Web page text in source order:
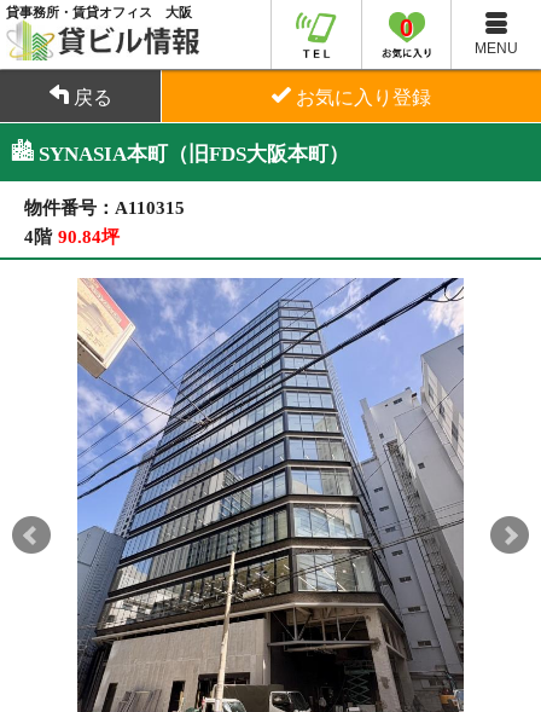
貸事務所・賃貸オフィス 大阪
MENU
0
戻る お気に入り登録
SYNASIA本町（旧FDS大阪本町）
物件番号：A110315
4階 90.84坪